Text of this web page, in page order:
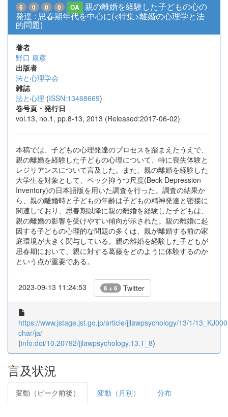
6 0 0 0 OA
親の離婚を経験した子どもの心の
発達 : 思春期年代を中心に(<特集>離婚の心理学と法
的問題)
著者
野口 康彦
出版者
法と心理学会
雑誌
法と心理 (ISSN:13468669)
巻号頁・発行日
vol.13, no.1, pp.8-13, 2013 (Released:2017-06-02)
本稿では、子どもの心理発達のプロセスを踏まえたうえで、
親の離婚を経験した子どもの心理について、特に喪失体験と
レジリアンスについて言及した。また、親の離婚を経験した
大学生を対象として、ベック抑うつ尺度(Beck Depression
Inventory)の日本語版を用いた調査を行った。調査の結果か
ら、親の離婚時と子どもの年齢は子どもの精神発達と密接に
関連しており、思春期以降に親の離婚を経験した子どもは、
親の離婚の影響を受けやすい傾向が示された。親の離婚に起
因する子どもの心理的な問題の多くは、親が離婚する前の家
庭環境が大きく関与している。親の離婚を経験した子どもが
思春期において、親に対する葛藤をどのように体験するのか
という点が重要である。
2023-09-13 11:24:53 6 + 6 Twitter
https://www.jstage.jst.go.jp/article/jjlawpsychology/13/1/
char/ja/
(info:doi/10.20792/jjlawpsychology.13.1_8)
言及状況
変動（ピーク前後） 変動（月別） 分布